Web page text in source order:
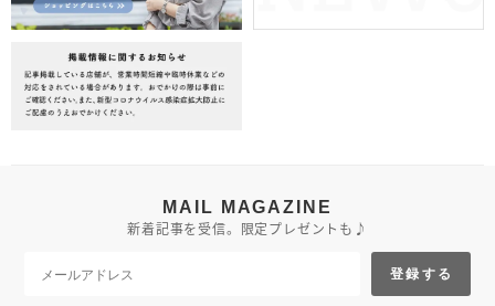
MAIL MAGAZINE
新着記事を受信。限定プレゼントも♪
登録する